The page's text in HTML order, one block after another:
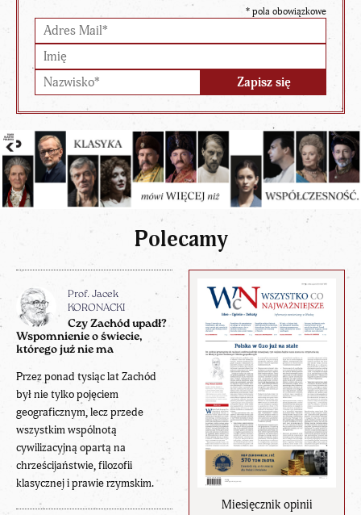
* pola obowiązkowe
Polecamy
Miesięcznik opinii
Prof. Jacek
KORONACKI
Czy Zachód upadł?
Wspomnienie o świecie,
którego już nie ma
Przez ponad tysiąc lat Zachód
był nie tylko pojęciem
geograficznym, lecz przede
wszystkim wspólnotą
cywilizacyjną opartą na
chrześcijaństwie, filozofii
klasycznej i prawie rzymskim.